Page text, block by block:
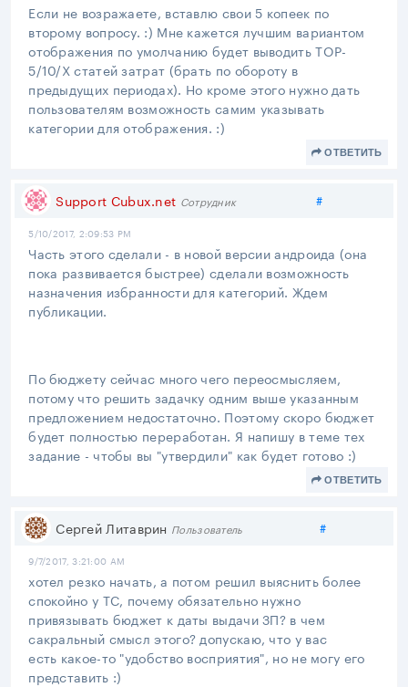
Если не возражаете, вставлю свои 5 копеек по
второму вопросу. :) Мне кажется лучшим вариантом
отображения по умолчанию будет выводитьTOP-
5/10/X статей затрат (брать по обороту в
предыдущих периодах). Но кроме этого нужно дать
пользователям возможность самим указывать
категории для отображения. :)
ОТВЕТИТЬ
Support Cubux.net Сотрудник #Поделиться
5/10/2017, 2:09:53 PM
Часть этого сделали - в новой версии андроида (она
пока развивается быстрее) сделали возможность
назначения избранности для категорий. Ждем
публикации.
По бюджету сейчас много чего переосмысляем,
потому что решить задачку одним выше указанным
предложением недостаточно. Поэтому скоро бюджет
будет полностью переработан. Я напишу в теме тех
задание - чтобы вы "утвердили" как будет готово :)
ОТВЕТИТЬ
Сергей Литаврин Пользователь #Поделиться
9/7/2017, 3:21:00 AM
хотел резко начать, а потом решил выяснить более
спокойно у ТС, почему обязательно нужно
привязывать бюджет к даты выдачи ЗП? в чем
сакральный смысл этого? допускаю, что у вас
есть какое-то "удобство восприятия", но не могу его
представить :)